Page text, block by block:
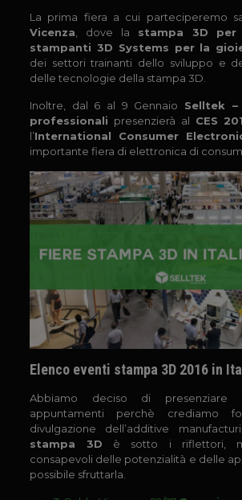
La prima fiera a cui parteciperemo
Vicenza , dove la stampa 3D
stampanti 3D Systems per la
dei settori trainanti dello sviluppo e
delle tecnologie della stampa 3D.
Inoltre, dal 6 al 9 Gennaio Selltek
professionali presenzierà al CES
l’International Consumer
importante fiera di elettronica di
Elenco eventi stampa 3D 2016 in
Abbiamo deciso di
appuntamenti perchè crediamo
divulgazione dell’additive
stampa 3D è sotto i riflettori,
consapevoli delle potenzialità e delle
possibile sfruttarla.